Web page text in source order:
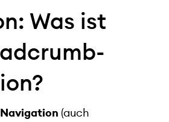
Was ist
(auch